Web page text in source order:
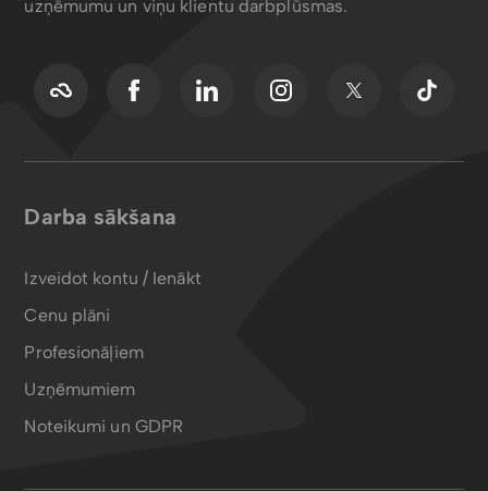
uzņēmumu un viņu klientu darbplūsmas.
Darba sākšana
Izveidot kontu / Ienākt
Cenu plāni
Profesionāļiem
Uzņēmumiem
Noteikumi un GDPR